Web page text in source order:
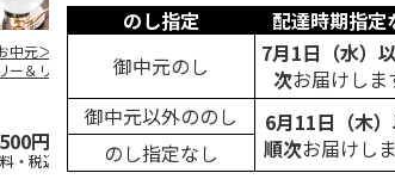
中元＞コーヒー
ー＆リキッドコ
円
・税込)
＜お中元＞無糖アイ
スコーヒー４本
3,780円
(送料・税込)
＜お中元＞無
スコーヒー１
6,980円
(送料・税込)
のし指定
配達時期指定
御中元のし
7月1日（水）
次お届けしま
御中元以外ののし
6月11日（木
順次お届けしま
のし指定なし